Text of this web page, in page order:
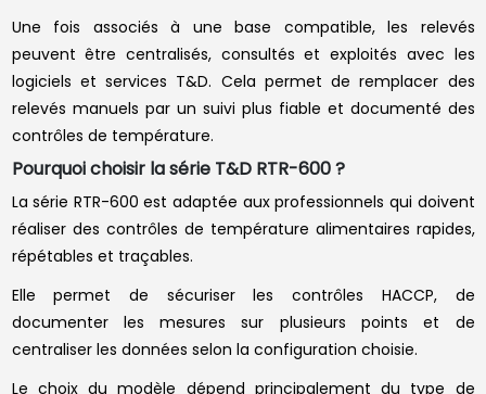
Une fois associés à une base compatible, les relevés
peuvent être centralisés, consultés et exploités avec les
logiciels et services T&D. Cela permet de remplacer des
relevés manuels par un suivi plus fiable et documenté des
contrôles de température.
Pourquoi choisir la série T&D RTR-600 ?
La série RTR-600 est adaptée aux professionnels qui doivent
réaliser des contrôles de température alimentaires rapides,
répétables et traçables.
Elle permet de sécuriser les contrôles HACCP, de
documenter les mesures sur plusieurs points et de
centraliser les données selon la configuration choisie.
Le choix du modèle dépend principalement du type de